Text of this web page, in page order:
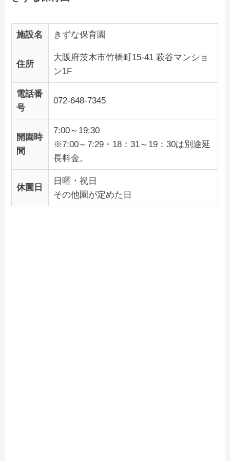
施設名 きずな保育園
住所
大阪府茨木市竹橋町15-41 萩谷マンショ
ン1F
電話番
号
072-648-7345
開園時
間
7:00～19:30
※7:00～7:29・18：31～19：30は別途延
長料金。
休園日
日曜・祝日
その他園が定めた日